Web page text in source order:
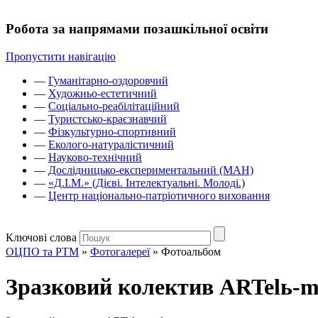
Робота за напрямами позашкільної освіти
Пропустити навігацію
— Гуманітарно-оздоровчий
— Художньо-естетичний
— Соціально-реабілітаційний
— Туристсько-краєзнавчий
— Фізкультурно-спортивний
— Еколого-натуралістичний
— Науково-технічний
— Дослідницько-експериментальний (МАН)
— «Д.І.М.» (Дієві. Інтелектуальні. Молоді.)
— Центр національно-патріотичного виховання
Ключові слова
ОЦПО та РТМ » Фотогалереї» Фотоальбом
Зразковий колектив ARTelь-